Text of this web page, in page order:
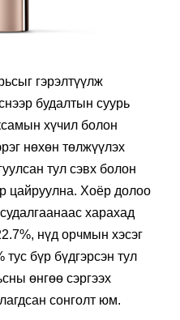
гэрэлтүүлж
будалтын суурь
хүчил болон
нөхөн төлжүүлэх
тул сэвх болон
цайруулна. Хоёр долоо
харахад
нүд орчмын хэсэг
бүр бүдгэрсэн тул
өнгөө сэргээх
сонголт юм.